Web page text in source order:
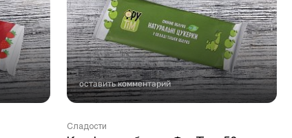
оставить комментарий
Сладости